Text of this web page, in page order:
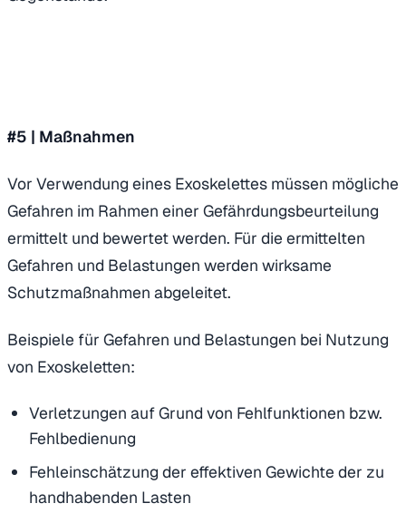
#5 | Maßnahmen
Vor Verwendung eines Exoskelettes müssen mögliche
Gefahren im Rahmen einer Gefährdungsbeurteilung
ermittelt und bewertet werden. Für die ermittelten
Gefahren und Belastungen werden wirksame
Schutzmaßnahmen abgeleitet.
Beispiele für Gefahren und Belastungen bei Nutzung
von Exoskeletten:
Verletzungen auf Grund von Fehlfunktionen bzw.
Fehlbedienung
Fehleinschätzung der effektiven Gewichte der zu
handhabenden Lasten